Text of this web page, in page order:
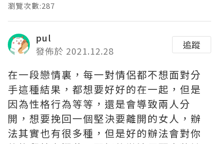
瀏覽次數:287
pul
發佈於 2021.12.28
追蹤
在一段戀情裏，每一對情侶都不想面對分
手這種結果，都想要好好的在一起，但是
因為性格行為等等，還是會導致兩人分
開，想要挽回一個堅決要離開的女人，辦
法其實也有很多種，但是好的辦法會對你